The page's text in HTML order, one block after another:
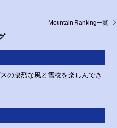
の凄烈な風と雪稜を楽しんでき
Mountain Ranking一覧